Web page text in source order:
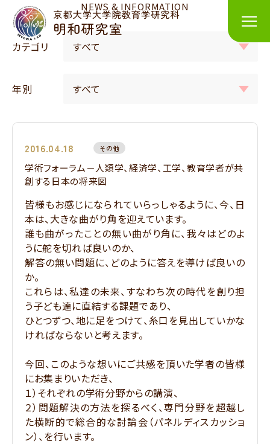
NEWS & INFORMATION
カテゴリ
年別
2016.04.18 その他
学術フォーラム－人類学、経済学、工学、教育学者が共
創する日本の将来図
皆様もお感じになられていらっしゃるように、今、日
本は、大きな曲がり角を迎えています。
誰も曲がったことの無い曲がり角に、我々はどのよ
うに舵を切れば良いのか、
解答の無い問題に、どのように答えを導けば良いの
か。
これらは、私達の未来、すなわち次の時代を創り担
う子ども達に直結する課題であり、
ひとつずつ、地に足をつけて、糸口を見出していかな
ければならないと考えます。
今回、このような想いにご共感を頂いた学者の皆様
にお集まりいただき、
１）それぞれの学術分野からの講演、
２）問題解決の方法を探るべく、専門分野を超越し
た横断的で総合的な討論会（パネルディスカッショ
ン）、を行います。